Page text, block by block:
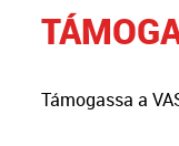
Támogassa a